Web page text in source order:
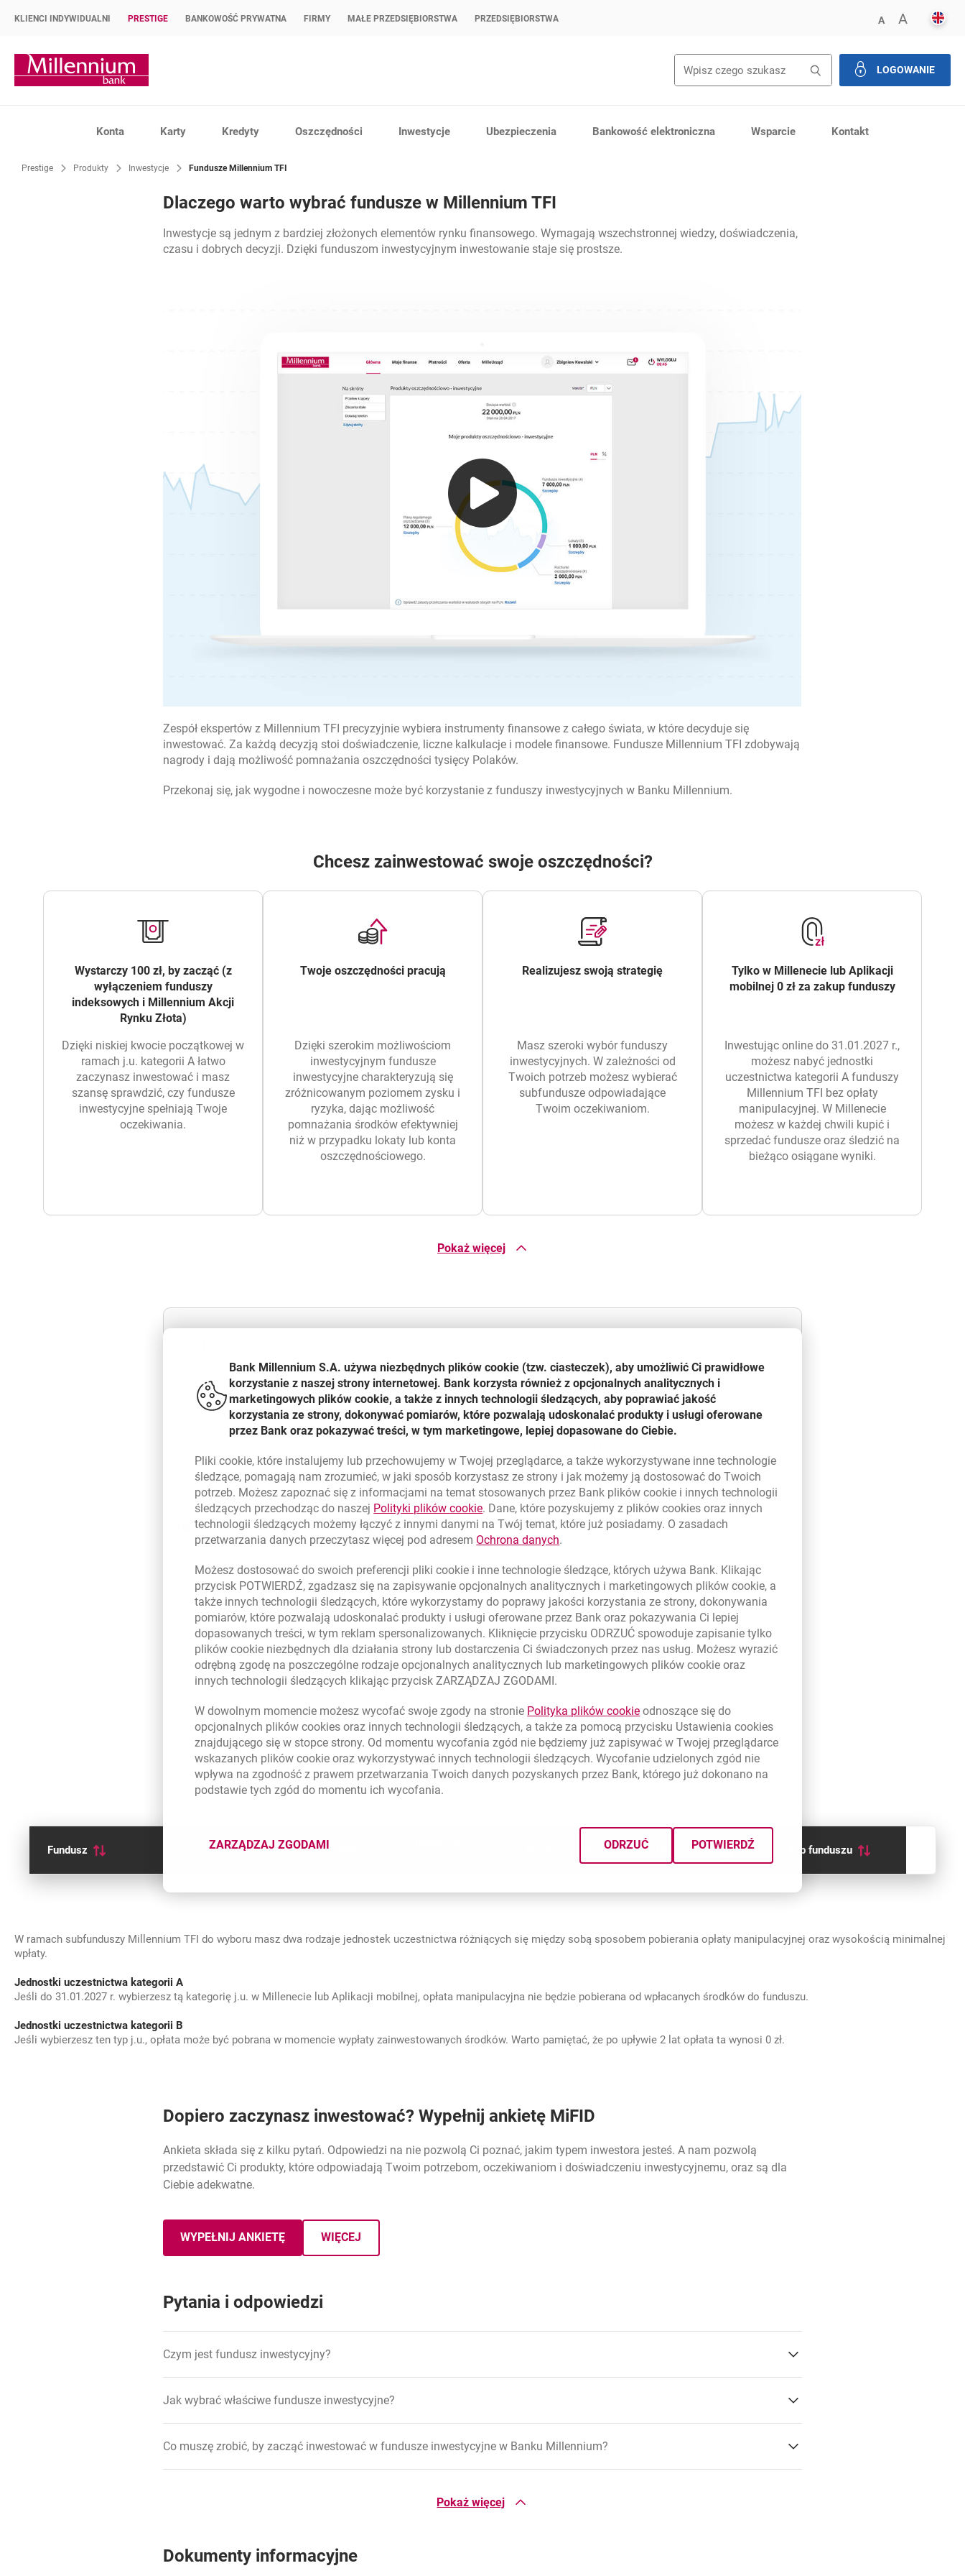
KLIENCI INDYWIDUALNI PRESTIGE BANKOWOŚĆ PRYWATNA FIRMY MAŁE PRZEDSIĘBIORSTWA PRZEDSIĘBIORSTWA AZMNIEJSZ FONT
A
Strona główna Bank Millennium
LOGOWANIE
Konta Karty Kredyty Oszczędności Inwestycje Ubezpieczenia Bankowość elektroniczna Wsparcie Kontakt
Prestige Produkty Inwestycje Fundusze Millennium TFI
Dlaczego warto wybrać fundusze w Millennium TFI
Inwestycje są jednym z bardziej złożonych elementów rynku finansowego. Wymagają wszechstronnej wiedzy, doświadczenia,
czasu i dobrych decyzji. Dzięki funduszom inwestycyjnym inwestowanie staje się prostsze.
Zespół ekspertów z Millennium TFI precyzyjnie wybiera instrumenty finansowe z całego świata, w które decyduje się
inwestować. Za każdą decyzją stoi doświadczenie, liczne kalkulacje i modele finansowe. Fundusze Millennium TFI zdobywają
nagrody i dają możliwość pomnażania oszczędności tysięcy Polaków.
Przekonaj się, jak wygodne i nowoczesne może być korzystanie z funduszy inwestycyjnych w Banku Millennium.
Chcesz zainwestować swoje oszczędności?
Wystarczy 100 zł, by zacząć (z
wyłączeniem funduszy
indeksowych i Millennium Akcji
Rynku Złota)
Dzięki niskiej kwocie początkowej w
ramach j.u. kategorii A łatwo
zaczynasz inwestować i masz
szansę sprawdzić, czy fundusze
inwestycyjne spełniają Twoje
oczekiwania.
Twoje oszczędności pracują
Dzięki szerokim możliwościom
inwestycyjnym fundusze
inwestycyjne charakteryzują się
zróżnicowanym poziomem zysku i
ryzyka, dając możliwość
pomnażania środków efektywniej
niż w przypadku lokaty lub konta
oszczędnościowego.
Realizujesz swoją strategię
Masz szeroki wybór funduszy
inwestycyjnych. W zależności od
Twoich potrzeb możesz wybierać
subfundusze odpowiadające
Twoim oczekiwaniom.
Tylko w Millenecie lub Aplikacji
mobilnej 0 zł za zakup funduszy
Inwestując online do 31.01.2027 r.,
możesz nabyć jednostki
uczestnictwa kategorii A funduszy
Millennium TFI bez opłaty
manipulacyjnej. W Millenecie
możesz w każdej chwili kupić i
sprzedać fundusze oraz śledzić na
bieżąco osiągane wyniki.
Więcej
o wyborze kategorii jednostek
Pokaż więcej
od zleceń nabycia jednostek uczestnictwa kat. A na rejestry standardowe subfunduszy Millennium FIO i
Millennium SFIO. W przypadku zleceń nabycia składanych za pośrednictwem Millenetu lub Aplikacji
mobilnej opłata manipulacyjna w ofercie promocyjnej wynosi 0%. Oferta promocyjna dotyczy Klientów
indywidualnych, Prestige i Bankowości Prywatnej. Obniżone stawki nie dotyczą zleceń nabycia na rejestry
w ramach Planów Oszczędnościowych tj. CPI, PSO, PI Maluch. Samo potwierdzenie zlecenia przy użyciu
Jak zacząć inwestować?
Oferta funduszy
Jednostki uczestnictwa
Kategoria A
Notowania
Fundusz Wykres 12 m-cy Typ funduszu
W ramach subfunduszy Millennium TFI do wyboru masz dwa rodzaje jednostek uczestnictwa różniących się między sobą sposobem pobierania opłaty manipulacyjnej oraz wysokością minimalnej
wpłaty.
Jednostki uczestnictwa kategorii A
Jeśli do 31.01.2027 r. wybierzesz tą kategorię j.u. w Millenecie lub Aplikacji mobilnej, opłata manipulacyjna nie będzie pobierana od wpłacanych środków do funduszu.
Jednostki uczestnictwa kategorii B
Jeśli wybierzesz ten typ j.u., opłata może być pobrana w momencie wypłaty zainwestowanych środków. Warto pamiętać, że po upływie 2 lat opłata ta wynosi 0 zł.
Dopiero zaczynasz inwestować? Wypełnij ankietę MiFID
Ankieta składa się z kilku pytań. Odpowiedzi na nie pozwolą Ci poznać, jakim typem inwestora jesteś. A nam pozwolą
przedstawić Ci produkty, które odpowiadają Twoim potrzebom, oczekiwaniom i doświadczeniu inwestycyjnemu, oraz są dla
Ciebie adekwatne.
WYPEŁNIJ ANKIETĘ WIĘCEJ
O ANKIECIE INWESTYCYJNEJ
Pytania i odpowiedzi
Czym jest fundusz inwestycyjny?
Jak wybrać właściwe fundusze inwestycyjne?
Co muszę zrobić, by zacząć inwestować w fundusze inwestycyjne w Banku Millennium?
Pokaż więcej
Dokumenty informacyjne
Bank Millennium S.A. używa niezbędnych plikówcookie (tzw. ciasteczek), aby umożliwić Ci prawidłowe
korzystanie z naszej strony internetowej. Bank korzysta również z opcjonalnych analitycznych i
marketingowych plików cookie, a także z innych technologii śledzących, aby poprawiać jakość
korzystania ze strony, dokonywać pomiarów, które pozwalają udoskonalać produkty i usługi oferowane
przez Bank oraz pokazywać treści, w tym marketingowe, lepiej dopasowane do Ciebie.
Plikicookie, które instalujemy lub przechowujemy w Twojej przeglądarce, a także wykorzystywane inne technologie
śledzące, pomagają nam zrozumieć, w jaki sposób korzystasz ze strony i jak możemy ją dostosować do Twoich
potrzeb. Możesz zapoznać się z informacjami na temat stosowanych przez Bank plikówcookie i innych technologii
śledzących przechodząc do naszej Polityki plikówcookielink otwiera się w nowym oknie
. Dane, które pozyskujemy z plikówcookies oraz innych
technologii śledzących możemy łączyć z innymi danymi na Twój temat, które już posiadamy. O zasadach
przetwarzania danych przeczytasz więcej pod adresem Ochrona danych.
Możesz dostosować do swoich preferencji plikicookie i inne technologie śledzące, których używa Bank. Klikając
przycisk POTWIERDŹ, zgadzasz się na zapisywanie opcjonalnych analitycznych i marketingowych plikówcookie, a
także innych technologii śledzących, które wykorzystamy do poprawy jakości korzystania ze strony, dokonywania
pomiarów, które pozwalają udoskonalać produkty i usługi oferowane przez Bank oraz pokazywania Ci lepiej
dopasowanych treści, w tym reklam spersonalizowanych. Kliknięcie przycisku ODRZUĆ spowoduje zapisanie tylko
plikówcookie niezbędnych dla działania strony lub dostarczenia Ci świadczonych przez nas usług. Możesz wyrazić
odrębną zgodę na poszczególne rodzaje opcjonalnych analitycznych lub marketingowych plikówcookie oraz
innych technologii śledzących klikając przycisk ZARZĄDZAJ ZGODAMI.
W dowolnym momencie możesz wycofać swoje zgody na stronie Polityka plikówcookielink otwiera się w nowym oknie
odnoszące się do
opcjonalnych plikówcookies oraz innych technologii śledzących, a także za pomocą przycisku Ustawieniacookies
znajdującego się w stopce strony. Od momentu wycofania zgód nie będziemy już zapisywać w Twojej przeglądarce
wskazanych plikówcookie oraz wykorzystywać innych technologii śledzących. Wycofanie udzielonych zgód nie
wpływa na zgodność z prawem przetwarzania Twoich danych pozyskanych przez Bank, którego już dokonano na
podstawie tych zgód do momentu ich wycofania.
ZARZĄDZAJ ZGODAMI
DOTYCZĄCYMI PLIKÓW
ODRZUĆ POTWIERDŹ